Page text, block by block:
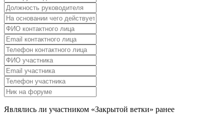
Являлись ли участником «Закрытой ветки» ранее